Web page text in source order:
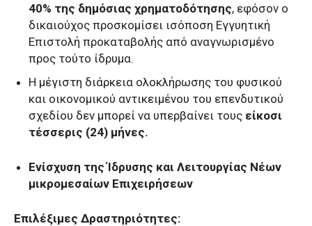
40% της δημόσιας χρηματοδότησης, εφόσον ο
δικαιούχος προσκομίσει ισόποση Εγγυητική
Επιστολή προκαταβολής από αναγνωρισμένο
προς τούτο ίδρυμα.
Η μέγιστη διάρκεια ολοκλήρωσης του φυσικού
και οικονομικού αντικειμένου του επενδυτικού
σχεδίου δεν μπορεί να υπερβαίνει τους είκοσι
τέσσερις (24) μήνες.
Ενίσχυση της Ίδρυσης και Λειτουργίας Νέων
μικρομεσαίων Επιχειρήσεων
Επιλέξιμες Δραστηριότητες: